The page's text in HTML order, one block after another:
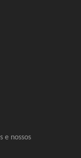
e nossos